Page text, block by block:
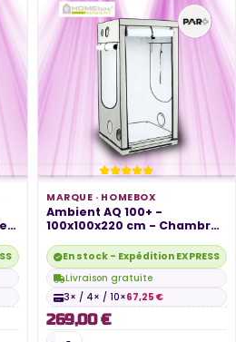
disponible
MARQUE · HOMEBOX
Ambient AQ 100+ -
100x100x220 cm - Chambre
En stock - Expédition EXPRESS
Livraison gratuite
3× / 4× / 10×67,25 €
269,00 €